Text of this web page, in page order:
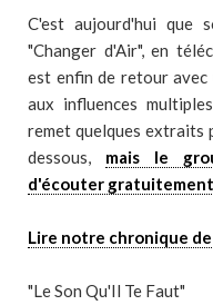
C'est aujourd'hui que
"Changer d'Air", en
est enfin de retour avec
aux influences
remet quelques extraits
dessous, mais le
d'écouter
Lire notre chronique
"Le Son Qu'Il Te Faut"